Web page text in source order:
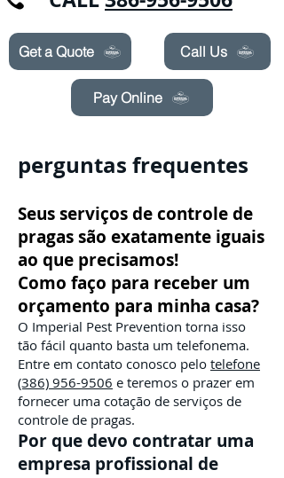
Get a Quote Call Us
Pay Online
perguntas frequentes
Seus serviços de controle de
pragas são exatamente iguais
ao que precisamos!
Como faço para receber um
orçamento para minha casa?
O Imperial Pest Prevention torna isso
tão fácil quanto basta um telefonema.
Entre em contato conosco pelo telefone
(386) 956-9506 e teremos o prazer em
fornecer uma cotação de serviços de
controle de pragas.
Por que devo contratar uma
empresa profissional de